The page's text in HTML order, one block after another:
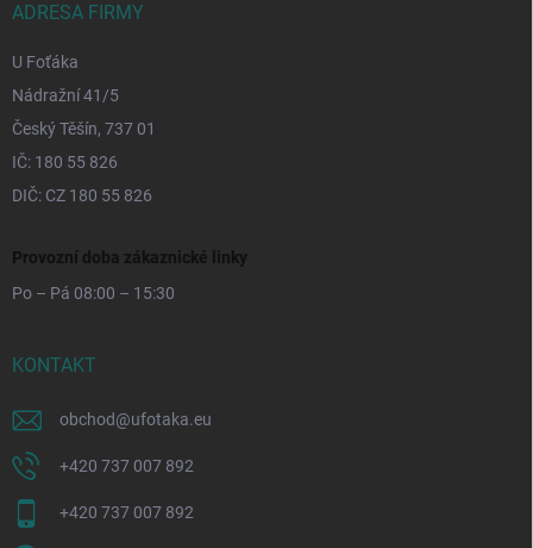
ADRESA FIRMY
U Foťáka
Nádražní 41/5
Český Těšín, 737 01
IČ: 180 55 826
DIČ: CZ 180 55 826
Provozní doba zákaznické linky
Po – Pá 08:00 – 15:30
KONTAKT
obchod@ufotaka.eu
+420 737 007 892
+420 737 007 892